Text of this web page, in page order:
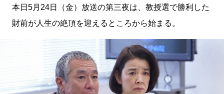
本日5月24日（金）放送の第三夜は、教授選で勝利した
財前が人生の絶頂を迎えるところから始まる。